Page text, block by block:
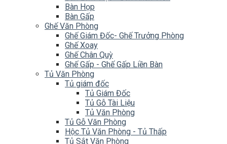
Bàn Họp
Bàn Gấp
Ghế Văn Phòng
Ghế Giám Đốc- Ghế Trưởng Phòng
Ghế Xoay
Ghế Chân Quỳ
Ghế Gấp - Ghế Gấp Liền Bàn
Tủ Văn Phòng
Tủ giám đốc
Tủ Giám Đốc
Tủ Gỗ Tài Liệu
Tủ Văn Phòng
Tủ Gỗ Văn Phòng
Hộc Tủ Văn Phòng - Tủ Thấp
Tủ Sắt Văn Phòng